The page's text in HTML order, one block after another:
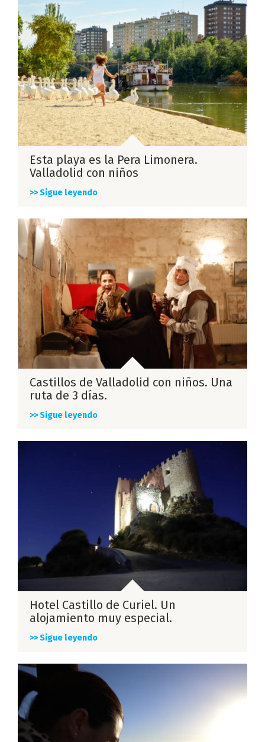
Esta playa es la Pera Limonera.
Valladolid con niños
>> Sigue leyendo
Castillos de Valladolid con niños. Una
ruta de 3 días.
>> Sigue leyendo
Hotel Castillo de Curiel. Un
alojamiento muy especial.
>> Sigue leyendo